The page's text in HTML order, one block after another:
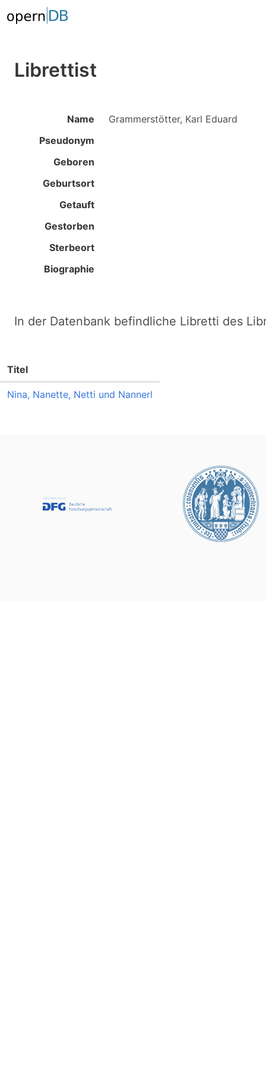
Librettist
Name
Grammerstötter, Karl Eduard
Pseudonym
Geboren
Geburtsort
Getauft
Gestorben
Sterbeort
Biographie
In der Datenbank befindliche Libretti des
Titel
Nina, Nanette, Netti und Nannerl